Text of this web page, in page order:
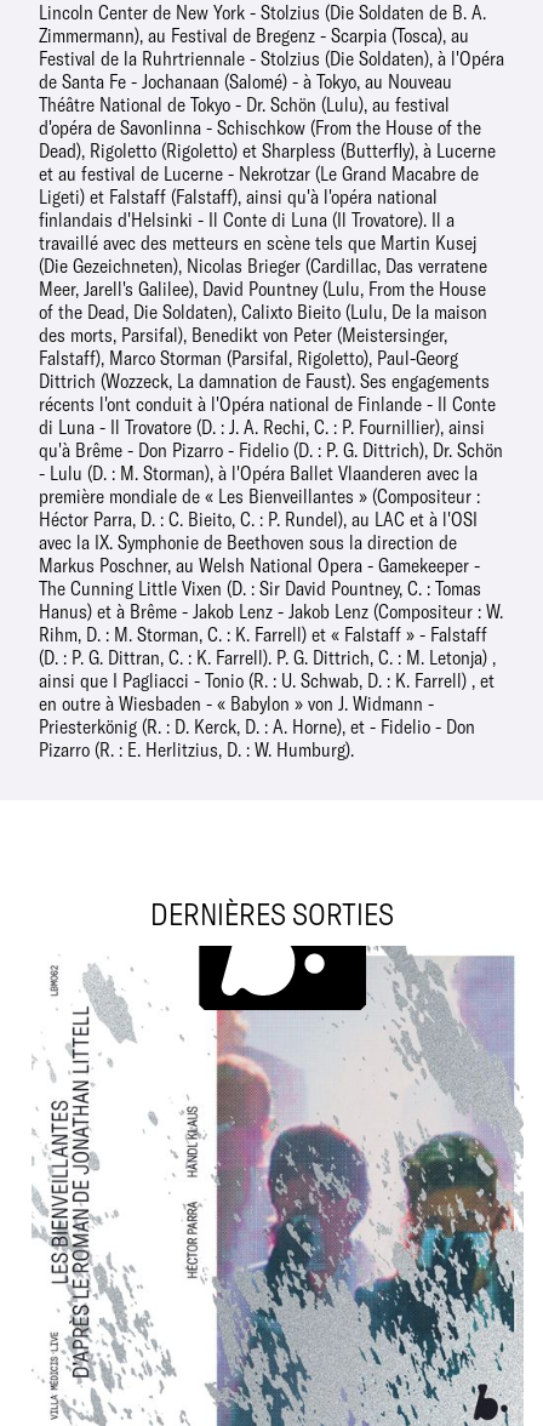
Lincoln Center de New York - Stolzius (Die Soldaten de B. A.
Zimmermann), au Festival de Bregenz - Scarpia (Tosca), au
Festival de la Ruhrtriennale - Stolzius (Die Soldaten), à l'Opéra
de Santa Fe - Jochanaan (Salomé) - à Tokyo, au Nouveau
Théâtre National de Tokyo - Dr. Schön (Lulu), au festival
d'opéra de Savonlinna - Schischkow (From the House of the
Dead), Rigoletto (Rigoletto) et Sharpless (Butterfly), à Lucerne
et au festival de Lucerne - Nekrotzar (Le Grand Macabre de
Ligeti) et Falstaff (Falstaff), ainsi qu'à l'opéra national
finlandais d'Helsinki - Il Conte di Luna (Il Trovatore). Il a
travaillé avec des metteurs en scène tels que Martin Kusej
(Die Gezeichneten), Nicolas Brieger (Cardillac, Das verratene
Meer, Jarell's Galilee), David Pountney (Lulu, From the House
of the Dead, Die Soldaten), Calixto Bieito (Lulu, De la maison
des morts, Parsifal), Benedikt von Peter (Meistersinger,
Falstaff), Marco Storman (Parsifal, Rigoletto), Paul-Georg
Dittrich (Wozzeck, La damnation de Faust). Ses engagements
récents l'ont conduit à l'Opéra national de Finlande - Il Conte
di Luna - Il Trovatore (D. : J. A. Rechi, C. : P. Fournillier), ainsi
qu'à Brême - Don Pizarro - Fidelio (D. : P. G. Dittrich), Dr. Schön
- Lulu (D. : M. Storman), à l'Opéra Ballet Vlaanderen avec la
première mondiale de « Les Bienveillantes » (Compositeur :
Héctor Parra, D. : C. Bieito, C. : P. Rundel), au LAC et à l'OSI
avec la IX. Symphonie de Beethoven sous la direction de
Markus Poschner, au Welsh National Opera - Gamekeeper -
The Cunning Little Vixen (D. : Sir David Pountney, C. : Tomas
Hanus) et à Brême - Jakob Lenz - Jakob Lenz (Compositeur : W.
Rihm, D. : M. Storman, C. : K. Farrell) et « Falstaff » - Falstaff
(D. : P. G. Dittran, C. : K. Farrell). P. G. Dittrich, C. : M. Letonja) ,
ainsi que I Pagliacci - Tonio (R. : U. Schwab, D. : K. Farrell) , et
en outre à Wiesbaden - « Babylon » von J. Widmann -
Priesterkönig (R. : D. Kerck, D. : A. Horne), et - Fidelio - Don
Pizarro (R. : E. Herlitzius, D. : W. Humburg).
DERNIÈRES SORTIES